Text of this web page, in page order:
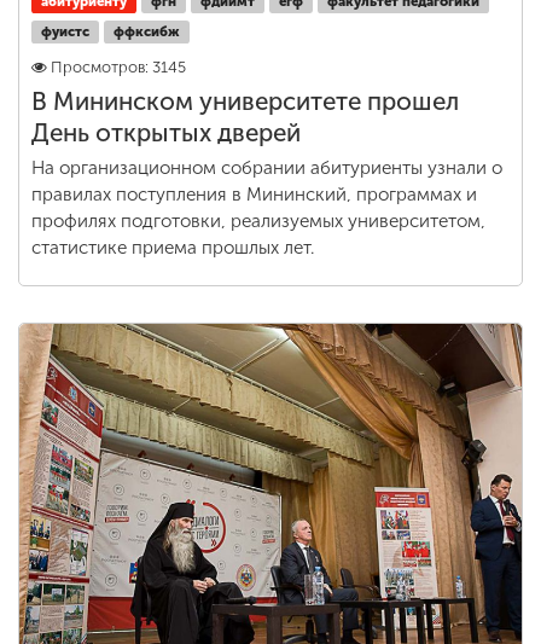
фуистс
ффксибж
Просмотров: 3145
В Мининском университете прошел
День открытых дверей
На организационном собрании абитуриенты узнали о
правилах поступления в Мининский, программах и
профилях подготовки, реализуемых университетом,
статистике приема прошлых лет.